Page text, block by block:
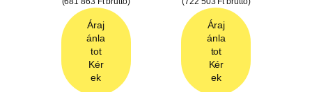
Áraj
ánla
tot
Kér
ek
Áraj
ánla
tot
Kér
ek